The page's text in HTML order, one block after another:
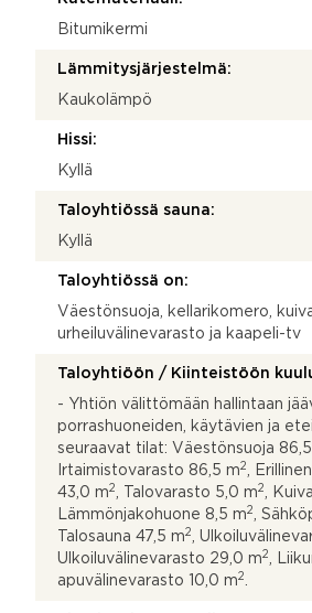
Bitumikermi
Lämmitysjärjestelmä:
Kaukolämpö
Hissi:
Kyllä
Taloyhtiössä sauna:
Kyllä
Taloyhtiössä on:
Väestönsuoja, kellarikomero,
urheiluvälinevarasto ja kaapeli-tv
Taloyhtiöön / Kiinteistöön
- Yhtiön välittömään hallintaan
porrashuoneiden, käytävien ja
seuraavat tilat: Väestönsuoja
Irtaimistovarasto 86,5 m2
,
43,0 m2 , Talovarasto 5,0 m2 ,
Lämmönjakohuone 8,5 m2 ,
Talosauna 47,5 m2 ,
Ulkoiluvälinevarasto 29,0 m2
,
apuvälinevarasto 10,0 m2